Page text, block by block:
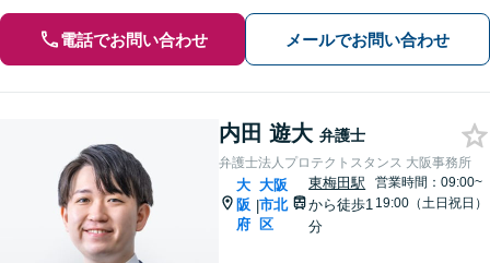
電話でお問い合わせ メールでお問い合わせ
内田 遊大 弁護士
弁護士法人プロテクトスタンス 大阪事務所
大
阪
府
|
大阪
市北
区
東梅田駅
から徒歩1
分
営業時間：09:00~
19:00（土日祝日）